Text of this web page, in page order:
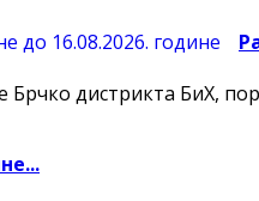
Брчко дистрикта БиХ,